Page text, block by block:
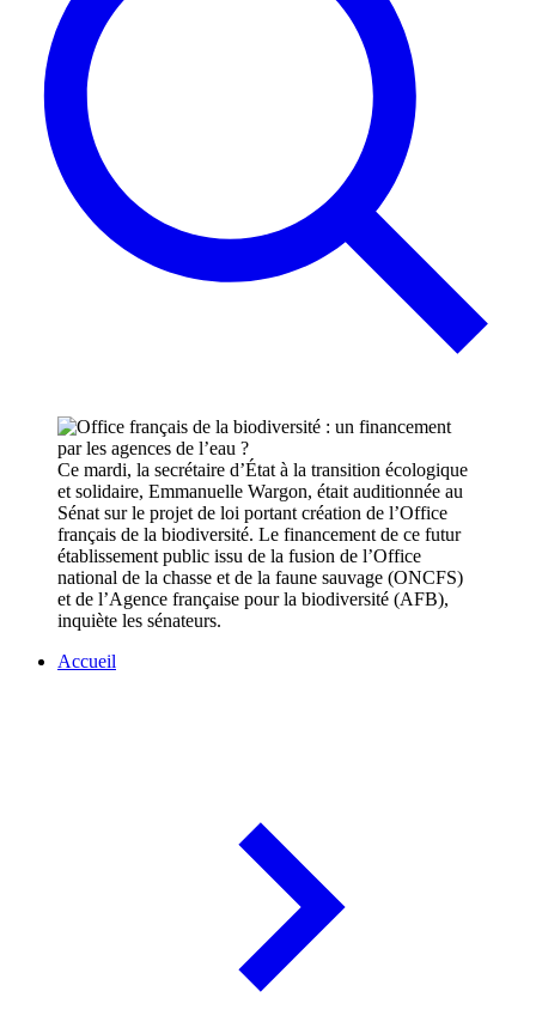
Ce mardi, la secrétaire d’État à la transition écologique
et solidaire, Emmanuelle Wargon, était auditionnée au
Sénat sur le projet de loi portant création de l’Office
français de la biodiversité. Le financement de ce futur
établissement public issu de la fusion de l’Office
national de la chasse et de la faune sauvage (ONCFS)
et de l’Agence française pour la biodiversité (AFB),
inquiète les sénateurs.
Accueil